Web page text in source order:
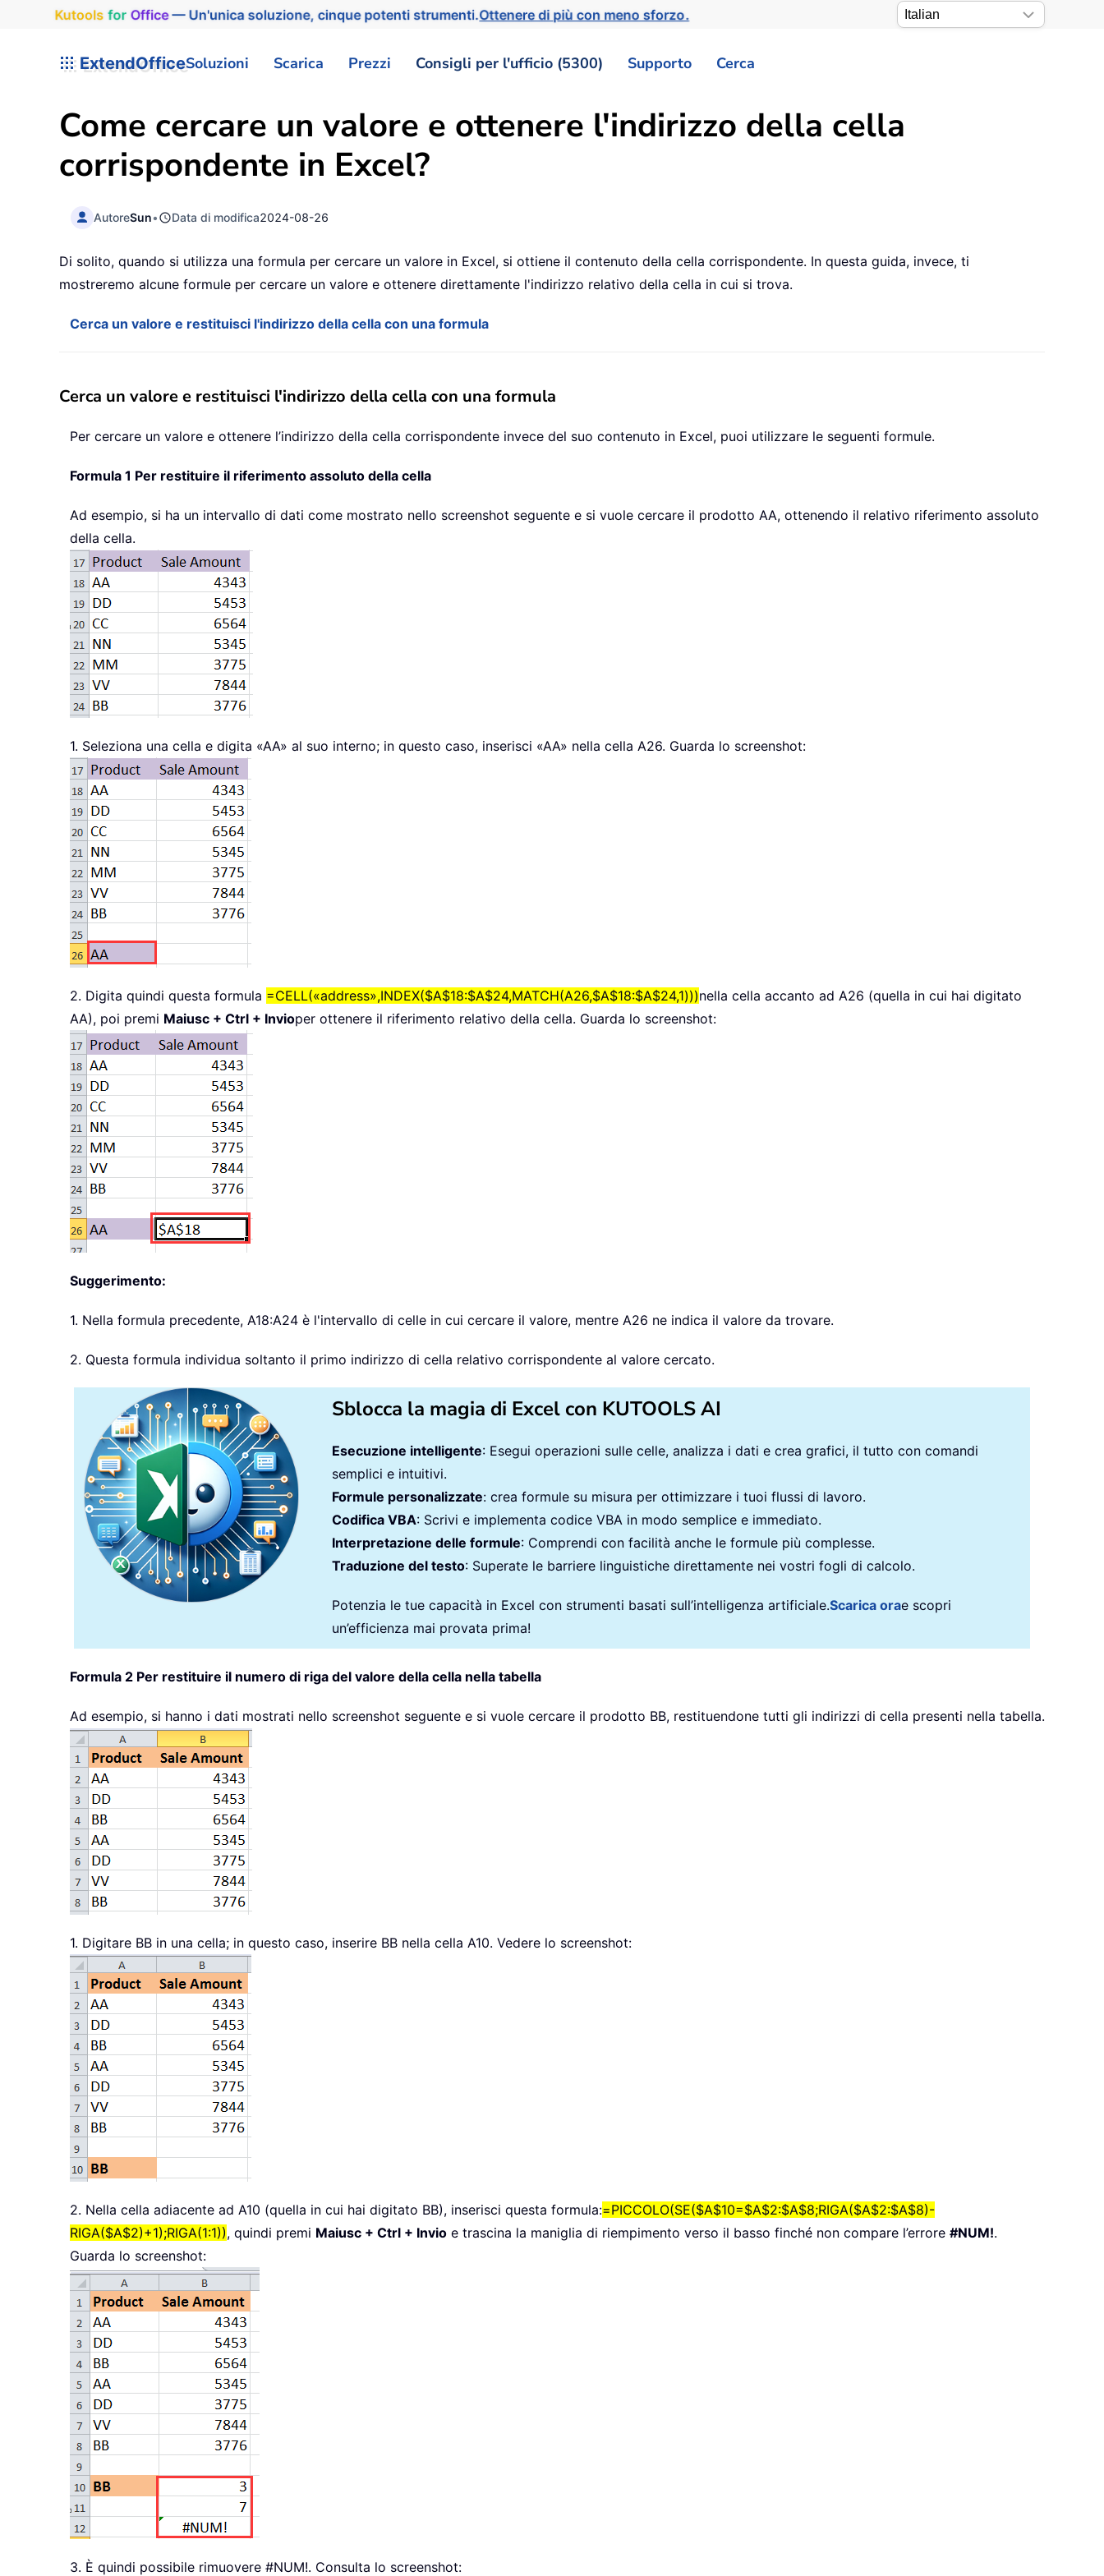
Kutools for Office— Un'unica soluzione, cinque potenti strumenti.Ottenere di più con meno sforzo.
ExtendOfficeSoluzioni Scarica Prezzi Consigli per l'ufficio (5300) Supporto Cerca
Come cercare un valore e ottenere l'indirizzo della cella
corrispondente in Excel?
AutoreSun• Data di modifica2024-08-26
Di solito, quando si utilizza una formula per cercare un valore in Excel, si ottiene il contenuto della cella corrispondente. In questa guida, invece, ti
mostreremo alcune formule per cercare un valore e ottenere direttamente l'indirizzo relativo della cella in cui si trova.
Cerca un valore e restituisci l'indirizzo della cella con una formula
Cerca un valore e restituisci l'indirizzo della cella con una formula
Per cercare un valore e ottenere l’indirizzo della cella corrispondente invece del suo contenuto in Excel, puoi utilizzare le seguenti formule.
Formula 1 Per restituire il riferimento assoluto della cella
Ad esempio, si ha un intervallo di dati come mostrato nello screenshot seguente e si vuole cercare il prodotto AA, ottenendo il relativo riferimento assoluto
della cella.
1. Seleziona una cella e digita «AA» al suo interno; in questo caso, inserisci «AA» nella cella A26. Guarda lo screenshot:
2. Digita quindi questa formula =CELL(«address»,INDEX($A$18:$A$24,MATCH(A26,$A$18:$A$24,1)))nella cella accanto ad A26 (quella in cui hai digitato
AA), poi premi Maiusc + Ctrl + Invioper ottenere il riferimento relativo della cella. Guarda lo screenshot:
Suggerimento:
1. Nella formula precedente, A18:A24 è l'intervallo di celle in cui cercare il valore, mentre A26 ne indica il valore da trovare.
2. Questa formula individua soltanto il primo indirizzo di cella relativo corrispondente al valore cercato.
Sblocca la magia di Excel con KUTOOLS AI
Esecuzione intelligente: Esegui operazioni sulle celle, analizza i dati e crea grafici, il tutto con comandi
semplici e intuitivi.
Formule personalizzate: crea formule su misura per ottimizzare i tuoi flussi di lavoro.
Codifica VBA: Scrivi e implementa codice VBA in modo semplice e immediato.
Interpretazione delle formule: Comprendi con facilità anche le formule più complesse.
Traduzione del testo: Superate le barriere linguistiche direttamente nei vostri fogli di calcolo.
Potenzia le tue capacità in Excel con strumenti basati sull’intelligenza artificiale.Scarica orae scopri
un’efficienza mai provata prima!
Formula 2 Per restituire il numero di riga del valore della cella nella tabella
Ad esempio, si hanno i dati mostrati nello screenshot seguente e si vuole cercare il prodotto BB, restituendone tutti gli indirizzi di cella presenti nella tabella.
1. Digitare BB in una cella; in questo caso, inserire BB nella cella A10. Vedere lo screenshot:
2. Nella cella adiacente ad A10 (quella in cui hai digitato BB), inserisci questa formula:=PICCOLO(SE($A$10=$A$2:$A$8;RIGA($A$2:$A$8)-
RIGA($A$2)+1);RIGA(1:1)), quindi premi Maiusc + Ctrl + Invio e trascina la maniglia di riempimento verso il basso finché non compare l’errore #NUM!.
Guarda lo screenshot:
3. È quindi possibile rimuovere #NUM!. Consulta lo screenshot: